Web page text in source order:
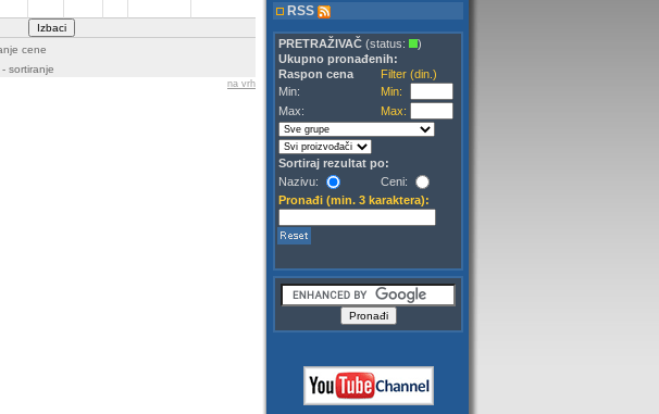
cene
- sortiranje
na vrh
RSS
PRETRAŽIVAČ (status:
)
Ukupno pronađenih:
Raspon cena
Filter (din.)
Min:
Min:
Max:
Max:
Sortiraj rezultat po:
Nazivu:
Ceni:
Pronađi (min. 3 karaktera):